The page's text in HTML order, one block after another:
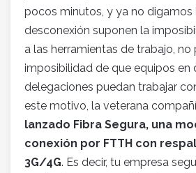
pocos minutos, y ya no digamos
desconexión suponen la
a las herramientas de trabajo,
imposibilidad de que equipos en
delegaciones puedan trabajar
este motivo, la veterana
lanzado Fibra Segura, una
conexión por FTTH con
3G/4G. Es decir, tu empresa